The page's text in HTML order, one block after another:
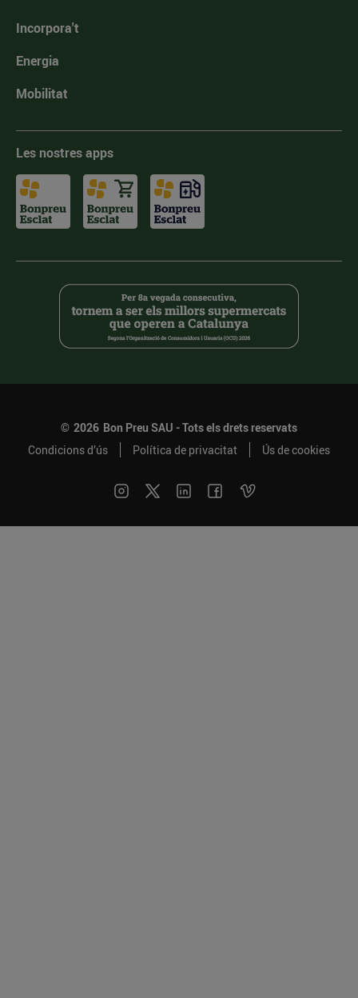
Incorpora't
Energia
Mobilitat
Les nostres apps
© 2026 Bon Preu SAU - Tots els drets reservats
Condicions d’ús
Política de privacitat Ús de cookies